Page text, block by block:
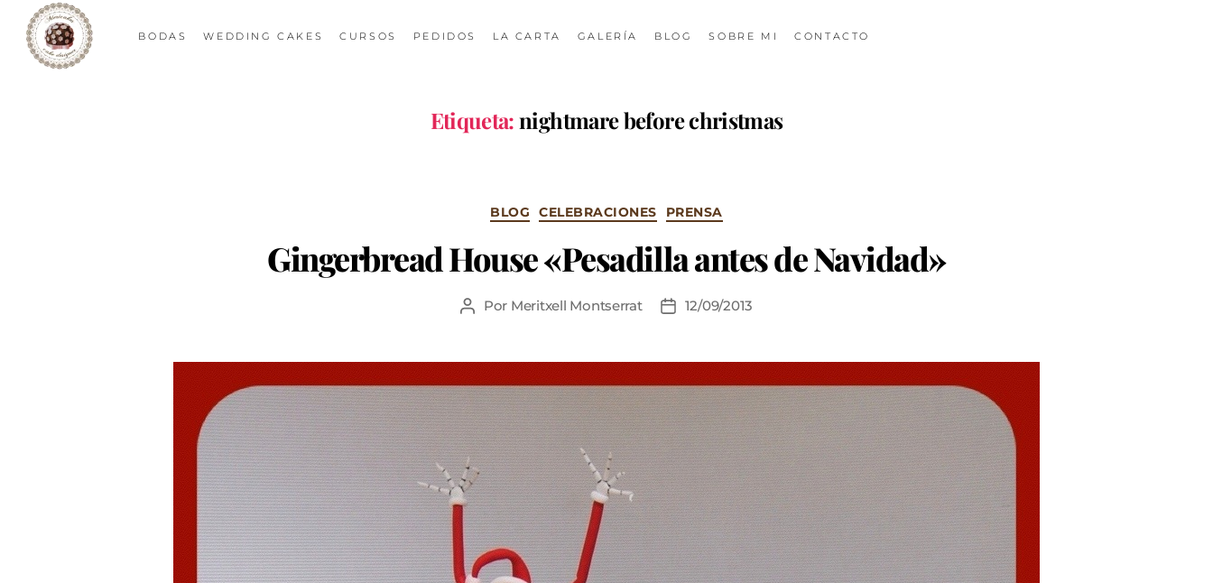
BODAS WEDDING CAKES CURSOS PEDIDOS LA CARTA GALERÍA BLOG SOBRE MI CONTACTO
Etiqueta:nightmare before christmas
BLOG CELEBRACIONES PRENSA
Gingerbread House «Pesadilla antes de Navidad»
Por Meritxell Montserrat 12/09/2013